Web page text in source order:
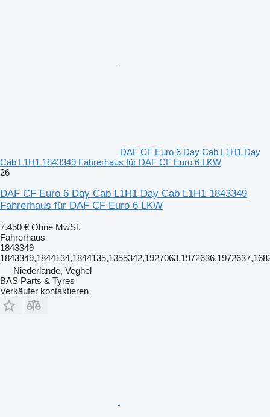
DAF CF Euro 6 Day Cab L1H1 Day
Cab L1H1 1843349 Fahrerhaus für DAF CF Euro 6 LKW
26
DAF CF Euro 6 Day Cab L1H1 Day Cab L1H1 1843349
Fahrerhaus für DAF CF Euro 6 LKW
7.450 € Ohne MwSt.
Fahrerhaus
1843349
Niederlande, Veghel
BAS Parts & Tyres
Verkäufer kontaktieren